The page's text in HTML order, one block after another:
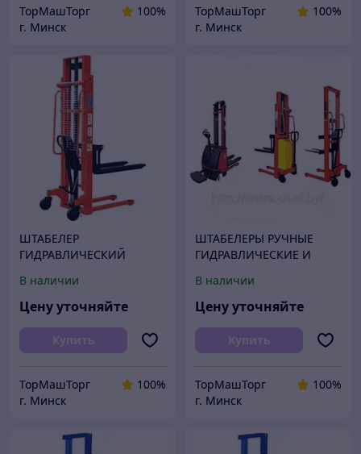
ТорМашТорг
100%
г. Минск
ТорМашТорг
100%
г. Минск
ШТАБЕЛЕР
ГИДРАВЛИЧЕСКИЙ
В наличии
Цену уточняйте
Купить
ТорМашТорг
100%
г. Минск
ШТАБЕЛЕРЫ РУЧНЫЕ
ГИДРАВЛИЧЕСКИЕ И
электроштабелер
В наличии
Цену уточняйте
Купить
ТорМашТорг
100%
г. Минск